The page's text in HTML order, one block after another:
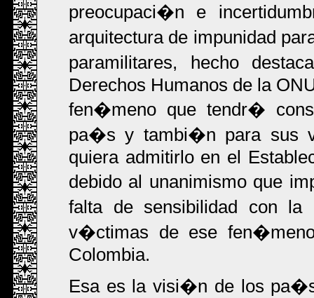
preocupaci�n e
arquitectura de impunidad
paramilitares, hecho
Derechos Humanos de la
fen�meno que tendr�
pa�s y tambi�n para sus
quiera admitirlo en el
debido al unanimismo que
falta de sensibilidad con
v�ctimas de ese
Colombia.
Esa es la visi�n de los